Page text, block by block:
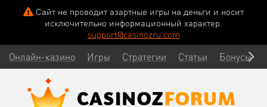
Сайт не проводит азартные игры на деньги и носит
исключительно информационный характер.
support@casinozru.com
Онлайн-казино Игры Стратегии Статьи Бонусы